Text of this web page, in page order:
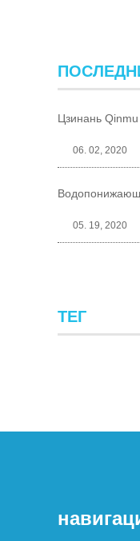
06. 02, 2020
05. 19, 2020
ТЕГ